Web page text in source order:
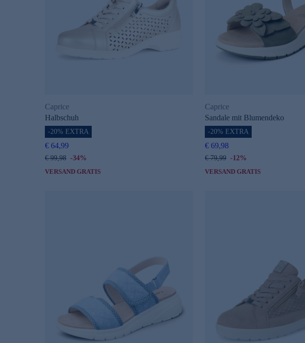
Caprice
Halbschuh
-20% EXTRA
€ 64,99
€ 99,98 -34%
VERSAND GRATIS
Caprice
Sandale mit Blumendeko
-20% EXTRA
€ 69,98
€ 79,99 -12%
VERSAND GRATIS